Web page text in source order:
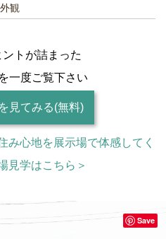
観
トが詰まった
一度ご覧下さい
見てみる(無料)
心地を展示場で体感してく
見学はこちら＞
Save